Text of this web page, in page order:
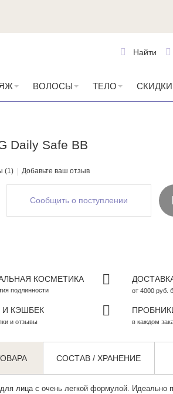
Найти
ВОЛОСЫ ТЕЛО СКИДКИ
Daily Safe BB
(1) Добавьте ваш отзыв
Сообщить о поступлении
КОСМЕТИКА
подлинности от 4000 руб.
КЭШБЕК
и отзывы в каждом
СОСТАВ / ХРАНЕНИЕ
для лица с очень легкой формулой. Идеально